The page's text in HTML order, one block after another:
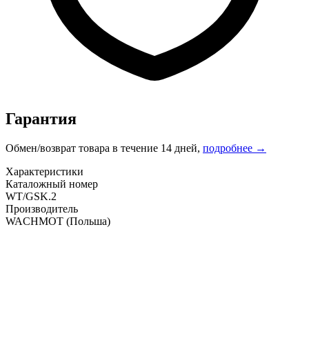
Гарантия
Обмен/возврат товара в течение 14 дней, подробнее →
Характеристики
Каталожный номер
WT/GSK.2
Производитель
WACHMOT (Польша)